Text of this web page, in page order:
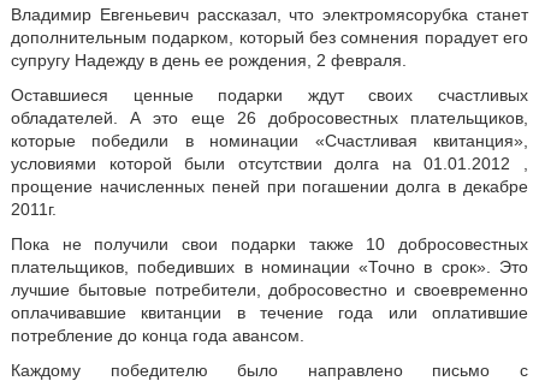
Владимир Евгеньевич рассказал, что электромясорубка станет
дополнительным подарком, который без сомнения порадует его
супругу Надежду в день ее рождения, 2 февраля.
Оставшиеся ценные подарки ждут своих счастливых
обладателей. А это еще 26 добросовестных плательщиков,
которые победили в номинации «Счастливая квитанция»,
условиями которой были отсутствии долга на 01.01.2012 ,
прощение начисленных пеней при погашении долга в декабре
2011г.
Пока не получили свои подарки также 10 добросовестных
плательщиков, победивших в номинации «Точно в срок». Это
лучшие бытовые потребители, добросовестно и своевременно
оплачивавшие квитанции в течение года или оплатившие
потребление до конца года авансом.
Каждому победителю было направлено письмо с